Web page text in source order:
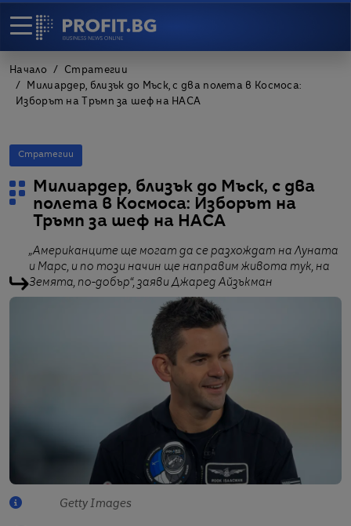
Начало
Стратегии
Милиардер, близък до Мъск, с два полета в Космоса:
Изборът на Тръмп за шеф на НАСА
Стратегии
Милиардер, близък до Мъск, с два
полета в Космоса: Изборът на
Тръмп за шеф на НАСА
„Американците ще могат да се разхождат на Луната
и Марс, и по този начин ще направим живота тук, на
Земята, по-добър“, заяви Джаред Айзъкман
Getty Images